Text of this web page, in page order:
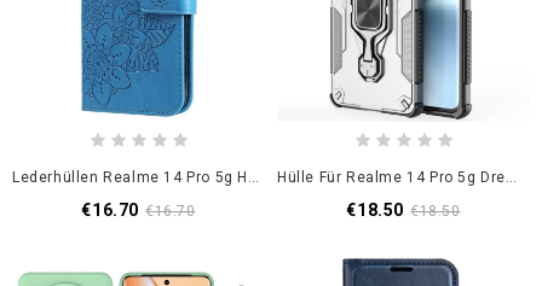
Lederhüllen Realme 14 Pro 5g Handyhülle Mandala-Print
€16.70 €16.70
Hülle Für Realme 14 Pro 5g Drehbarer Ständer
€18.50 €18.50